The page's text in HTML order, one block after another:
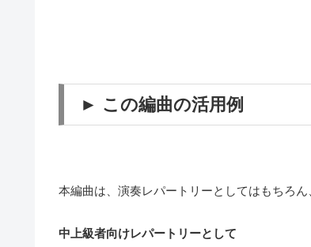
► この編曲の活用例
本編曲は、演奏レパートリーとしてはもちろ
中上級者向けレパートリーとして